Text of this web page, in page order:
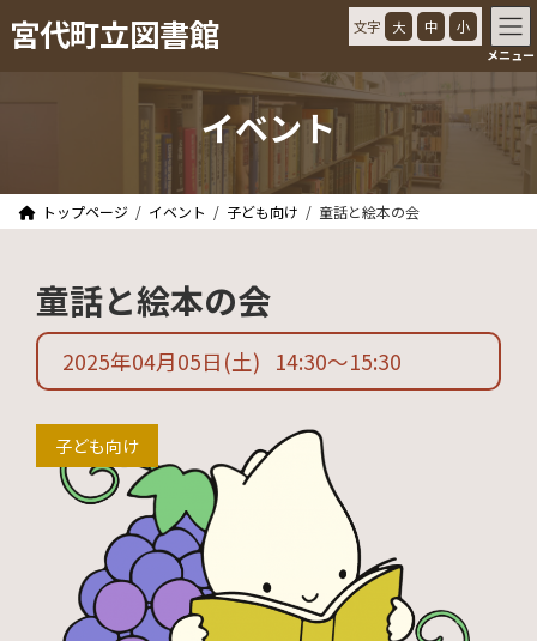
ン
プ
ビ
動
宮代町立図書館 文字 大 中 小
メニュー
イベント
トップページ イベント 子ども向け 童話と絵本の会
童話と絵本の会
2025年04月05日 (土) 14:30〜15:30
子ども向け